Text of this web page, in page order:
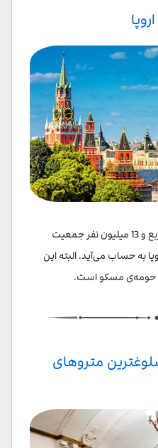
مسکو با مساحت 2511 کیلومتر مربع و 13 میلیون نفر جمعیت
به حساب می‌آید. البته این
حومه‌ی مسکو است.
متروهای